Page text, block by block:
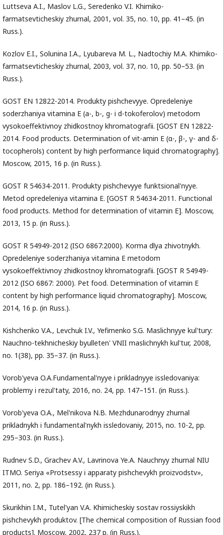
Luttseva A.I., Maslov L.G., Seredenko V.I. Khimiko-
farmatsevticheskiy zhurnal, 2001, vol. 35, no. 10, pp. 41–45. (in
Russ.).
Kozlov E.I., Solunina I.A., Lyubareva M. L., Nadtochiy M.A. Khimiko-
farmatsevticheskiy zhurnal, 2003, vol. 37, no. 10, pp. 50–53. (in
Russ.).
GOST EN 12822-2014. Produkty pishchevyye. Opredeleniye
soderzhaniya vitamina E (a-, b-, g- i d-tokoferolov) metodom
vysokoeffektivnoy zhidkostnoy khromatografii. [GOST EN 12822-
2014. Food products. Determination of vit-amin E (α-, β-, γ- and δ-
tocopherols) content by high performance liquid chromatography].
Moscow, 2015, 16 p. (in Russ.).
GOST R 54634-2011. Produkty pishchevyye funktsional'nyye.
Metod opredeleniya vitamina E. [GOST R 54634-2011. Functional
food products. Method for determination of vitamin E]. Moscow,
2013, 15 p. (in Russ.).
GOST R 54949-2012 (ISO 6867:2000). Korma dlya zhivotnykh.
Opredeleniye soderzhaniya vitamina E metodom
vysokoeffektivnoy zhidkostnoy khromatografii. [GOST R 54949-
2012 (ISO 6867: 2000). Pet food. Determination of vitamin E
content by high performance liquid chromatography]. Moscow,
2014, 16 p. (in Russ.).
Kishchenko V.A., Levchuk I.V., Yefimenko S.G. Maslichnyye kul'tury:
Nauchno-tekhnicheskiy byulleten' VNII maslichnykh kul'tur, 2008,
no. 1(38), pp. 35–37. (in Russ.).
Vorob'yeva O.A.Fundamental'nyye i prikladnyye issledovaniya:
problemy i rezul'taty, 2016, no. 24, pp. 147–151. (in Russ.).
Vorob'yeva O.A., Mel'nikova N.B. Mezhdunarodnyy zhurnal
prikladnykh i fundamental'nykh issledovaniy, 2015, no. 10-2, pp.
295–303. (in Russ.).
Rudnev S.D., Grachev A.V., Lavrinova Ye.A. Nauchnyy zhurnal NIU
ITMO. Seriya «Protsessy i apparaty pishchevykh proizvodstv»,
2011, no. 2, pp. 186–192. (in Russ.).
Skurikhin I.M., Tutel'yan V.A. Khimicheskiy sostav rossiyskikh
pishchevykh produktov. [The chemical composition of Russian food
products]. Moscow, 2002, 237 p. (in Russ.).